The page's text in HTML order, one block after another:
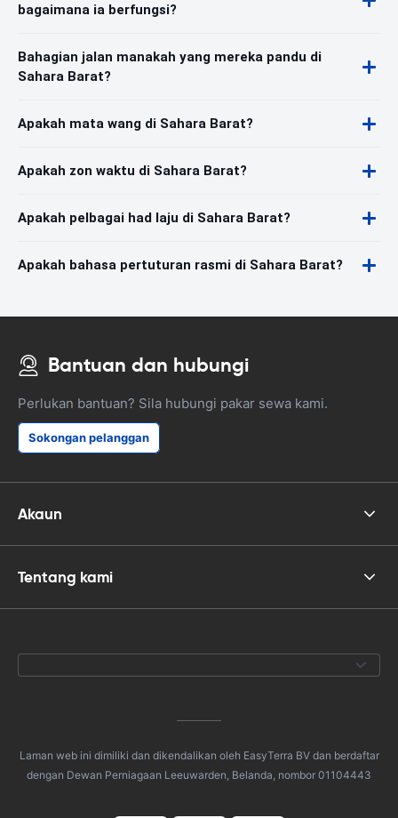
bagaimana ia berfungsi?
Bahagian jalan manakah yang mereka pandu di
Sahara Barat?
Apakah mata wang di Sahara Barat?
Apakah zon waktu di Sahara Barat?
Apakah pelbagai had laju di Sahara Barat?
Apakah bahasa pertuturan rasmi di Sahara Barat?
Bantuan dan hubungi
Perlukan bantuan? Sila hubungi pakar sewa kami.
Sokongan pelanggan
Akaun
Tentang kami
Laman web ini dimiliki dan dikendalikan oleh EasyTerra BV dan berdaftar
dengan Dewan Perniagaan Leeuwarden, Belanda, nombor 01104443